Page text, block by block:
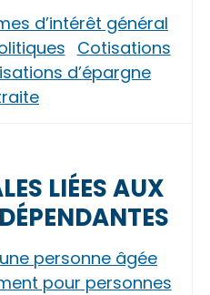
d’intérêt général
Cotisations
d’épargne
LIÉES AUX
personne âgée
pour personnes